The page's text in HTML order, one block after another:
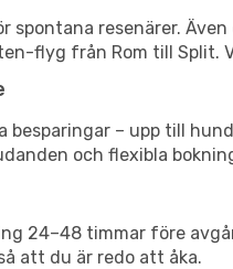
spontana resenärer.
flyg från Rom till Split.
besparingar – upp till
och flexibla
24–48 timmar före
att du är redo att åka.